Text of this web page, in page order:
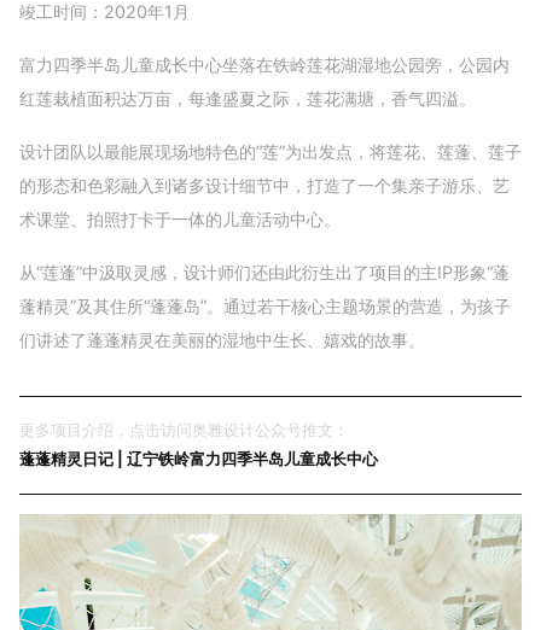
竣工时间：2020年1月
富力四季半岛儿童成长中心坐落在铁岭莲花湖湿地公园旁，公园内
红莲栽植面积达万亩，每逢盛夏之际，莲花满塘，香气四溢。
设计团队以最能展现场地特色的“莲”为出发点，将莲花、莲蓬、莲子
的形态和色彩融入到诸多设计细节中，打造了一个集亲子游乐、艺
术课堂、拍照打卡于一体的儿童活动中心。
从“莲蓬”中汲取灵感，设计师们还由此衍生出了项目的主IP形象“蓬
蓬精灵”及其住所“蓬蓬岛”。通过若干核心主题场景的营造，为孩子
们讲述了蓬蓬精灵在美丽的湿地中生长、嬉戏的故事。
更多项目介绍，点击访问奥雅设计公众号推文：
蓬蓬精灵日记 | 辽宁铁岭富力四季半岛儿童成长中心